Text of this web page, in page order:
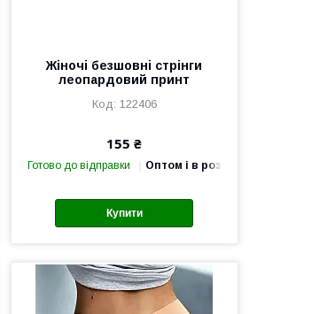
Жіночі безшовні стрінги
леопардовий принт
122406
155 ₴
Готово до відправки Оптом і в роздріб
Купити